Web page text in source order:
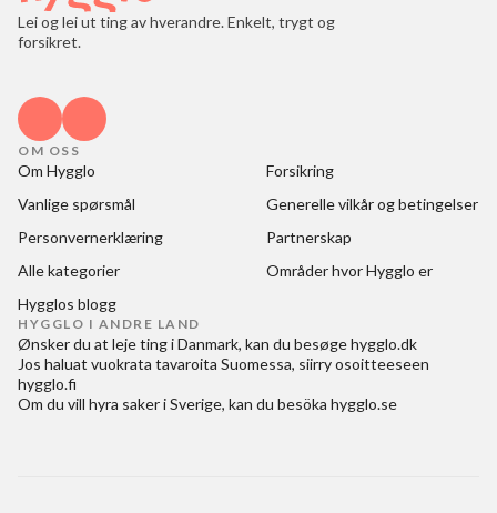
Lei og lei ut ting av hverandre. Enkelt, trygt og
forsikret.
OM OSS
Om Hygglo
Forsikring
Vanlige spørsmål
Generelle vilkår og betingelser
Personvernerklæring
Partnerskap
Alle kategorier
Områder hvor Hygglo er
Hygglos blogg
HYGGLO I ANDRE LAND
Ønsker du at leje ting i Danmark, kan du besøgehygglo.dk
Jos haluat vuokrata tavaroita Suomessa, siirry osoitteeseen
hygglo.fi
Om du vill hyra saker i Sverige, kan du besöka hygglo.se